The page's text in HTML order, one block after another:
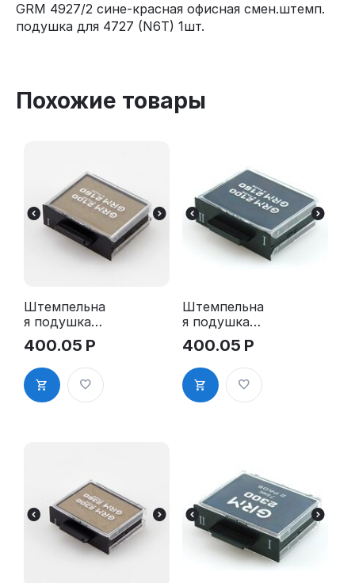
GRM 4927/2 сине-красная офисная смен.штемп.
подушка для 4727 (N6Т) 1шт.
Похожие товары
Штемпельна
я подушка
для GRM
2100 2Pads,
2160 2Pads,
5200 2Pads,
5430 2Pads
400.05 Р
Штемпельна
я подушка
для GRM
2100 2Pads,
2160 2Pads,
5200 2Pads,
5430 2Pads,
400.05 Р